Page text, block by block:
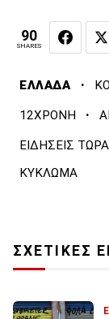
90
SHARES
ΕΛΛΑΔΑ ·
12ΧΡΟΝΗ ·
ΕΙΔΗΣΕΙΣ ΤΩΡΑ
ΚΥΚΛΩΜΑ
ΣΧΕΤΙΚΕΣ